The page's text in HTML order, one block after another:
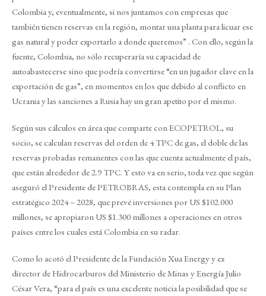
Colombia y, eventualmente, si nos juntamos con empresas que
también tienen reservas en la región, montar una planta para licuar ese
gas natural y poder exportarlo a donde queremos” . Con ello, según la
fuente, Colombia, no sólo recuperaría su capacidad de
autoabastecerse sino que podría convertirse “en un jugador clave en la
exportación de gas”, en momentos en los que debido al conflicto en
Ucrania y las sanciones a Rusia hay un gran apetito por el mismo.
Según sus cálculos en área que comparte con ECOPETROL, su
socio, se calculan reservas del orden de 4 TPC de gas, el doble de las
reservas probadas remanentes con las que cuenta actualmente el país,
que están alrededor de 2.9 TPC. Y esto va en serio, toda vez que según
aseguró el Presidente de PETROBRAS, esta contempla en su Plan
estratégico 2024 – 2028, que prevé inversiones por US $102.000
millones, se apropiaron US $1.300 millones a operaciones en otros
países entre los cuales está Colombia en su radar.
Como lo acotó el Presidente de la Fundación Xua Energy y ex
director de Hidrocarburos del Ministerio de Minas y Energía Julio
César Vera, “para el país es una excelente noticia la posibilidad que se